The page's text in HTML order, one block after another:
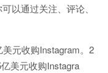
以通过关注、评论、
元收购Instagram。2
美元收购Instagra